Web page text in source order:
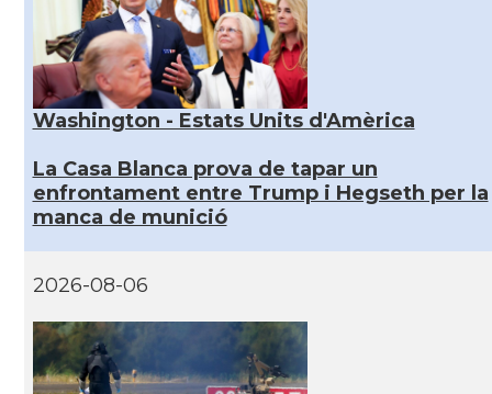
Washington - Estats Units d'Amèrica
La Casa Blanca prova de tapar un
enfrontament entre Trump i Hegseth per la
manca de munició
2026-08-06